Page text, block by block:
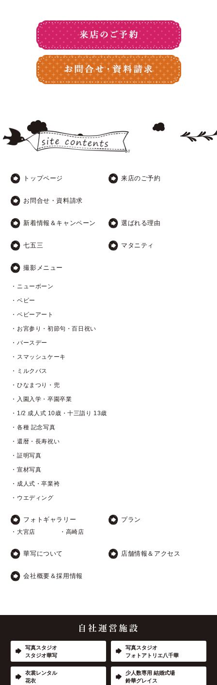
トップページ 来店のご予約
お問合せ・資料請求
新着情報＆キャンペーン 選ばれる理由
七五三 マタニティ
撮影メニュー
・ニューボーン
・ベビー
・ベビーアート
・お宮参り・初節句・百日祝い
・バースデー
・スマッシュケーキ
・ミルクバス
・ひなまつり・兜
・入園入学・卒園卒業
・1/2 成人式 10歳・十三詣り 13歳
・各種 記念写真
・還暦・長寿祝い
・証明写真
・宣材写真
・成人式・卒業袴
・ウエディング
フォトギャラリー
・大宮店 ・高崎店
プラン
華写について 店舗情報＆アクセス
会社概要＆採用情報
写真スタジオ
スタジオ華写
写真スタジオ
フォトアトリエ八千華
衣裳レンタル
花衣
少人数専用 結婚式場
鈴華グレイス